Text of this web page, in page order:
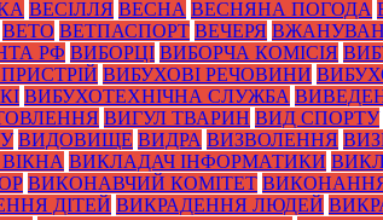
ВЕСІЛЛЯ ВЕСНА ВЕСНЯНА ПОГОДА
ВЕТО ВЕТПАСПОРТ ВЕЧЕРЯ
РФ ВИБОРЦІ ВИБОРЧА КОМІСІЯ
ВИБУХОВІ РЕЧОВИНИ
ВИБУХОТЕХНІЧНА СЛУЖБА
ВИГУЛ ТВАРИН ВИД СПОРТУ
ВИДОВИЩЕ ВИДРА ВИЗВОЛЕННЯ
ВИКЛАДАЧ ІНФОРМАТИКИ
ВИКОНАВЧИЙ КОМІТЕТ
ДІТЕЙ ВИКРАДЕННЯ ЛЮДЕЙ